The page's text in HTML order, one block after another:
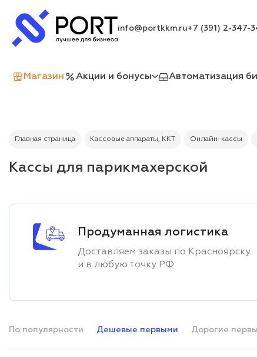
info@portkkm.ru+7 (391) 2-347-
Магазин Акции и бонусы Автоматизация
Главная страница Кассовые аппараты, ККТ Онлайн-кассы
Кассы для парикмахерской
Продуманная логистика
Доставляем заказы по Красноярску
и в любую точку РФ
По популярности Дешевые первыми Дорогие